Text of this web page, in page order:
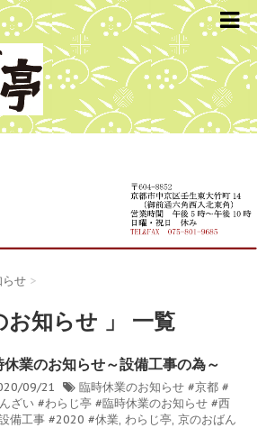
せ >
お知らせ 」 一覧
休業のお知らせ～設備工事の為～
09/21 臨時休業のお知らせ #京都 #
ざい #わらじ亭 #臨時休業のお知らせ #西
備工事 #2020 #休業, わらじ亭, 京のおばん